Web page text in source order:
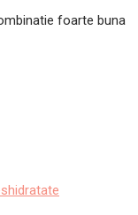
foarte buna